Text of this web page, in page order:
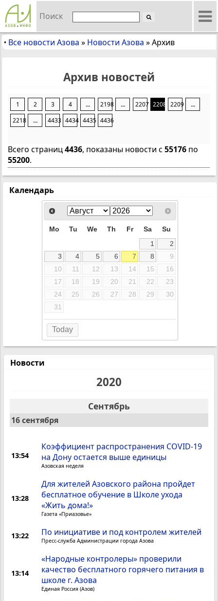
Поиск
• Все новости Азова » Новости Азова »Архив
Архив новостей
1 2 3 4 ... 2198 ... 2207 2208 2209
...
2218
... 4433 4434 4435 4436
Всего страниц4436, показаны новости с 55176 по
55200.
Новости
2020
Сентябрь
16 сентября
13:54
Коэффициент распространения COVID-19
на Дону остается выше единицы
Азовская неделя
13:28
Для жителей Азовского района пройдет
бесплатное обучение в Школе ухода
«Жить дома!»
Газета «Приазовье»
13:22 По инициативе и под контролем жителей
Пресс-служба Администрации города Азова
13:14
«Народные контролеры» проверили
качество бесплатного горячего питания в
школе г. Азова
Единая Россия (Азов)
Календарь
Mo Tu We Th Fr Sa
Su
1
2
3
4 5 6 7 8
9
10
11 12 13 14 15
16
17
18 19 20 21 22
23
24
25 26 27 28 29
30
31
Today